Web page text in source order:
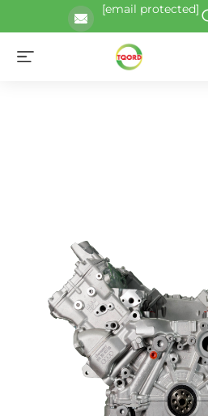
[email protected]